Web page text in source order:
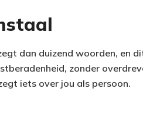
dan duizend woorden, en
zonder
iets over jou als persoon.